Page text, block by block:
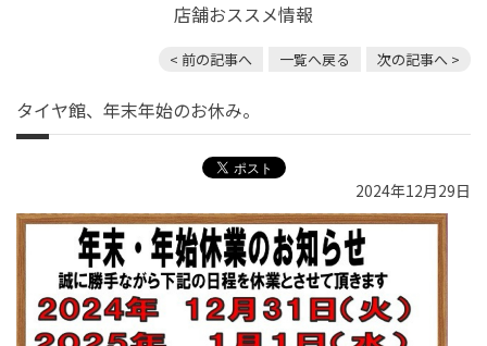
店舗おススメ情報
< 前の記事へ 一覧へ戻る 次の記事へ >
タイヤ館、年末年始のお休み。
2024年12月29日